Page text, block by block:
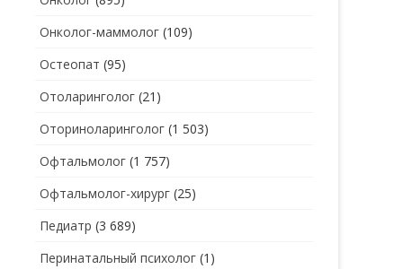
Онколог-маммолог (109)
Остеопат (95)
Отоларинголог (21)
Оториноларинголог (1 503)
Офтальмолог (1 757)
Офтальмолог-хирург (25)
Педиатр (3 689)
Перинатальный психолог (1)